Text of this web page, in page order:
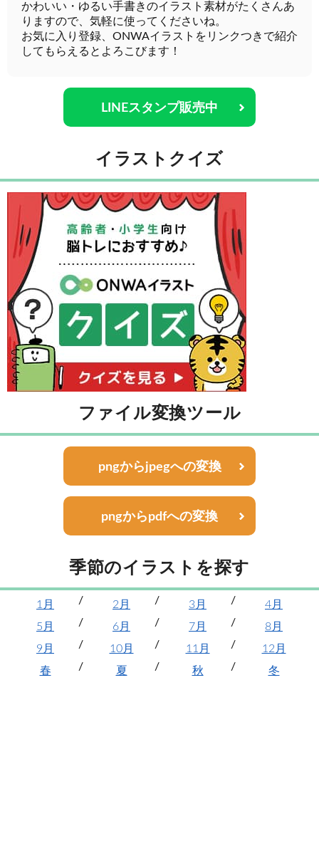
かわいい・ゆるい手書きのイラスト素材がたくさんあ
りますので、気軽に使ってくださいね。
お気に入り登録、ONWAイラストをリンクつきで紹介
してもらえるとよろこびます！
LINEスタンプ販売中
イラストクイズ
ファイル変換ツール
pngからjpegへの変換
pngからpdfへの変換
季節のイラストを探す
1月 2月 3月
4月
5月
6月 7月
8月
9月
10月 11月
12月
春
夏 秋 冬